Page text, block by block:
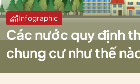
Infographic
Các nước quy định
chung cư như thế